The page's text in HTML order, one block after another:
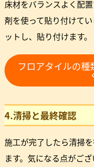
床材をバランスよく配
剤を使って貼り付けて
ットし、貼り付けます。
フロアタイルの種
4.清掃と最終確認
施工が完了したら清掃
ます。気になる点がご